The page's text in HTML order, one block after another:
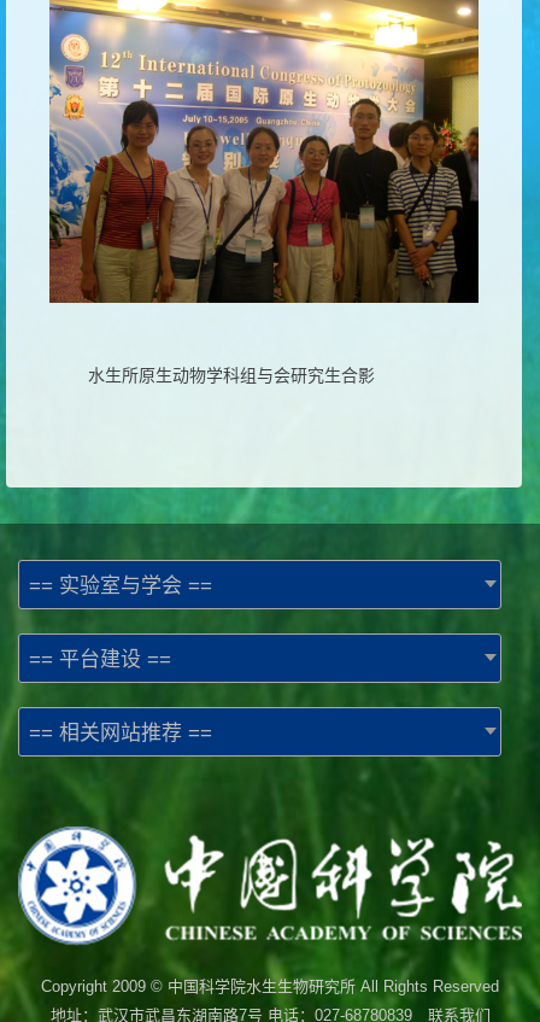
水生所原生动物学科组与会研究生合影
== 实验室与学会 ==
== 平台建设 ==
== 相关网站推荐 ==
Copyright 2009 © 中国科学院水生生物研究所 All Rights Reserved
地址：武汉市武昌东湖南路7号 电话：027-68780839 联系我们